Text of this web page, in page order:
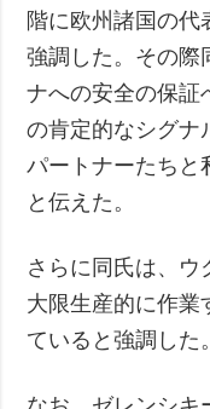
階に欧州諸国の代
強調した。その際
ナへの安全の保証
の肯定的なシグナ
パートナーたちと
と伝えた。
さらに同氏は、ウ
大限生産的に作業
ていると強調した。